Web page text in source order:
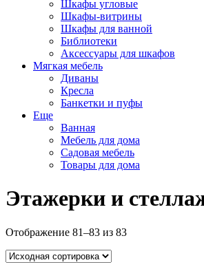
Шкафы угловые
Шкафы-витрины
Шкафы для ванной
Библиотеки
Аксессуары для шкафов
Мягкая мебель
Диваны
Кресла
Банкетки и пуфы
Еще
Ванная
Мебель для дома
Садовая мебель
Товары для дома
Этажерки и
Отображение 81–83 из 83